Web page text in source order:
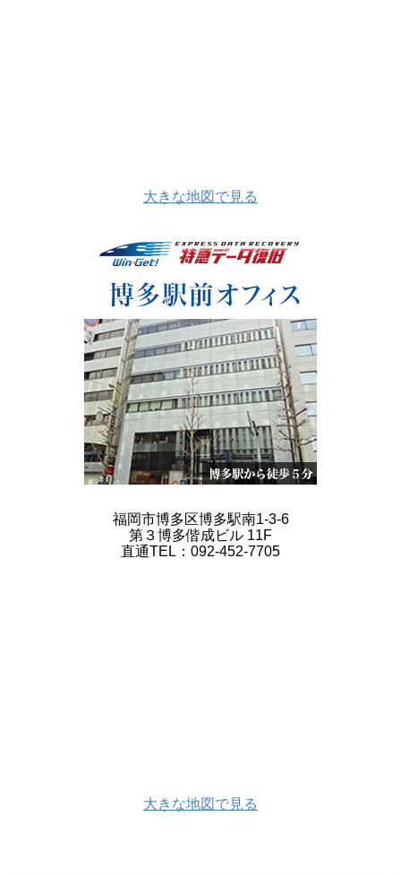
大きな地図で見る
福岡市博多区博多駅南1-3-6
第３博多偕成ビル 11F
直通TEL：092-452-7705
大きな地図で見る